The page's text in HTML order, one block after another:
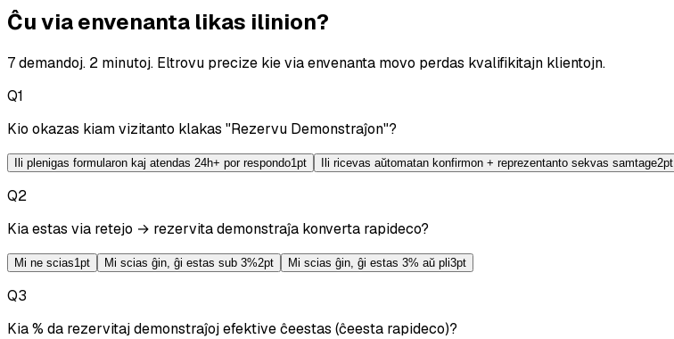
Ĉu via envenanta likas ilinion?
7 demandoj. 2 minutoj. Eltrovu precize kie via envenanta movo perdas kvalifikitajn klientojn.
Q1
Kio okazas kiam vizitanto klakas "Rezervu Demonstraĵon"?
Ili plenigas formularon kaj atendas 24h+ por respondo1 pt Ili ricevas aŭtomatan konfirmon + reprezentanto sekvas samtage2pt
Q2
Kia estas via retejo → rezervita demonstraĵa konverta rapideco?
Mi ne scias1 pt Mi scias ĝin, ĝi estas sub 3%2pt Mi scias ĝin, ĝi estas 3% aŭ pli3pt
Q3
Kia % da rezervitaj demonstraĵoj efektive ĉeestas (ĉeesta rapideco)?